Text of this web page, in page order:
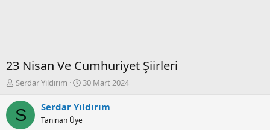
23 Nisan Ve Cumhuriyet Şiirleri
K
n
u
Serdar Yıldırım
B
ş
30 Mart 2024
S Serdar Yıldırım
Tanınan Üye